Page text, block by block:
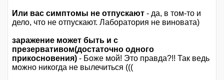
Или вас симптомы не отпускают - да, в том-то и
дело, что не отпускают. Лаборатория не виновата)
заражение может быть и с
презервативом(достаточно одного
прикосновения) - Боже мой! Это правда?!! Так ведь
можно никогда не вылечиться (((